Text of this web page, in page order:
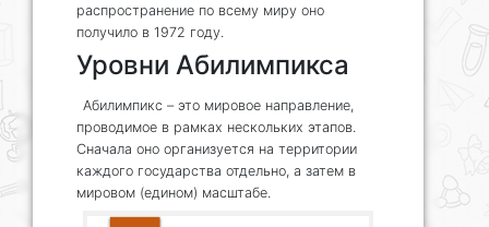
распространение по всему миру оно
получило в 1972 году.
Уровни Абилимпикса
Абилимпикс – это мировое направление,
проводимое в рамках нескольких этапов.
Сначала оно организуется на территории
каждого государства отдельно, а затем в
мировом (едином) масштабе.